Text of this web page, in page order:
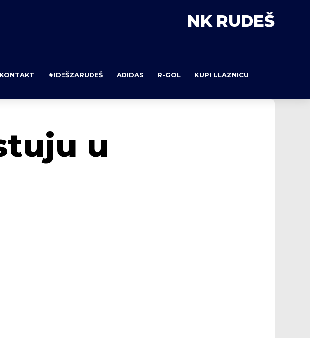
NK RUDEŠ
KONTAKT #IDEŠZARUDEŠ ADIDAS R-GOL KUPI ULAZNICU
u